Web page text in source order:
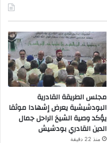
مجلس الطريقة القادرية
البودشيشية يعرض إشهادا موثقا
يؤكد وصية الشيخ الراحل جمال
الدين القادري بودشيش
منذ 22 دقيقة